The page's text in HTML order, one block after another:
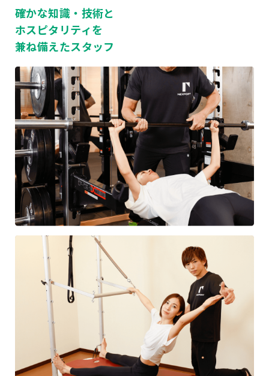
確かな知識・技術と
ホスピタリティを
兼ね備えたスタッフ